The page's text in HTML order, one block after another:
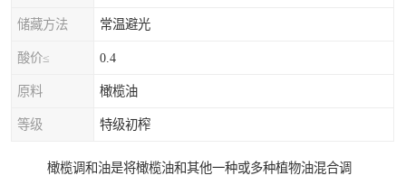
储藏方法 常温避光
酸价≤ 0.4
原料 橄榄油
等级 特级初榨
橄榄调和油是将橄榄油和其他一种或多种植物油混合调